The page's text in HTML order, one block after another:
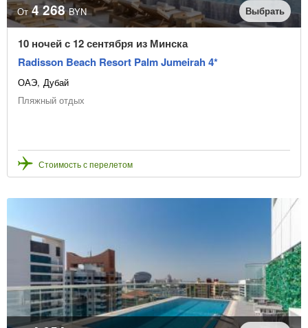
От 4 268 BYN Выбрать
10 ночей с 12 сентября из Минска
Radisson Beach Resort Palm Jumeirah 4*
ОАЭ Дубай
Пляжный отдых
Стоимость с перелетом